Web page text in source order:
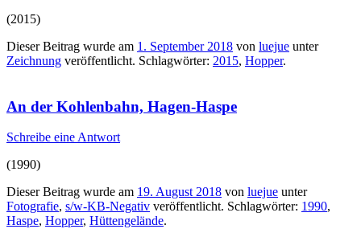
(2015)
Dieser Beitrag wurde am 1. September 2018 von luejue unter
Zeichnung veröffentlicht. Schlagwörter: 2015, Hopper.
An der Kohlenbahn, Hagen-Haspe
Schreibe eine Antwort
(1990)
Dieser Beitrag wurde am 19. August 2018 von luejue unter
Fotografie, s/w-KB-Negativ veröffentlicht. Schlagwörter: 1990,
Haspe, Hopper, Hüttengelände.